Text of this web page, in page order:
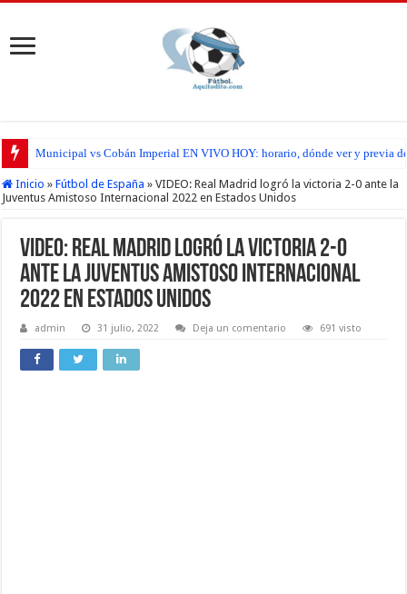
Municipal vs Cobán Imperial EN VIVO HOY: horario, dónde ver y previa
Inicio » Fútbol de España » VIDEO: Real Madrid logró la victoria 2-0 ante la
Juventus Amistoso Internacional 2022 en Estados Unidos
VIDEO: Real Madrid logró la victoria 2-0
ante la Juventus Amistoso Internacional
2022 en Estados Unidos
admin 31 julio, 2022 Deja un comentario 691 visto